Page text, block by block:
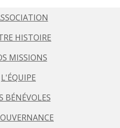
HISTOIRE
MISSIONS
L'ÉQUIPE
BÉNÉVOLES